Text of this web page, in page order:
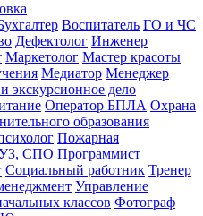
Воспитатель ГО и ЧС
Дефектолог Инженер
Маркетолог Мастер красоты
Медиатор Менеджер
экскурсионное дело
Оператор БПЛА Охрана
образования
Пожарная
СПО Программист
Социальный работник Тренер
Управление
классов Фотограф